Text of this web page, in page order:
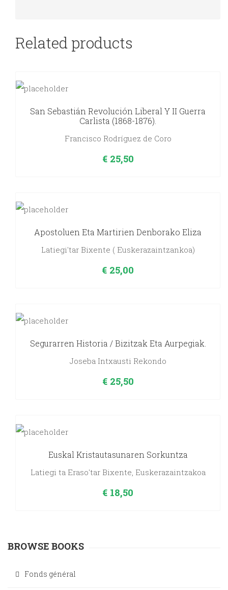
Related products
San Sebastián Revolución Liberal Y II Guerra
Carlista (1868-1876).
Francisco Rodríguez de Coro
€25,50
Apostoluen Eta Martirien Denborako Eliza
Latiegi'tar Bixente ( Euskerazaintzankoa)
€ 25,00
Segurarren Historia / Bizitzak Eta Aurpegiak.
Joseba Intxausti Rekondo
€25,50
Euskal Kristautasunaren Sorkuntza
Latiegi ta Eraso'tar Bixente, Euskerazaintzakoa
€ 18,50
BROWSE BOOKS
Fonds général